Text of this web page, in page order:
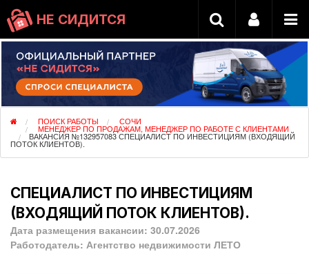
НЕ СИДИТСЯ
ПОИСК РАБОТЫ СОЧИ
МЕНЕДЖЕР ПО ПРОДАЖАМ, МЕНЕДЖЕР ПО РАБОТЕ С КЛИЕНТАМИ
ВАКАНСИЯ №132957083 СПЕЦИАЛИСТ ПО ИНВЕСТИЦИЯМ (ВХОДЯЩИЙ
ПОТОК КЛИЕНТОВ).
СПЕЦИАЛИСТ ПО ИНВЕСТИЦИЯМ
(ВХОДЯЩИЙ ПОТОК КЛИЕНТОВ).
Дата размещения вакансии: 30.07.2026
Работодатель: Агентство недвижимости ЛЕТО